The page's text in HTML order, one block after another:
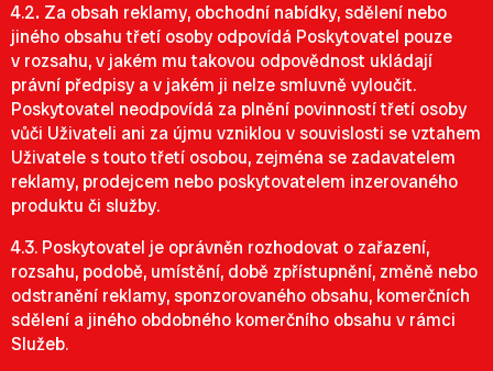
4.2. Za obsah reklamy, obchodní nabídky, sdělení nebo
jiného obsahu třetí osoby odpovídá Poskytovatel pouze
v rozsahu, v jakém mu takovou odpovědnost ukládají
právní předpisy a v jakém ji nelze smluvně vyloučit.
Poskytovatel neodpovídá za plnění povinností třetí osoby
vůči Uživateli ani za újmu vzniklou v souvislosti se vztahem
Uživatele s touto třetí osobou, zejména se zadavatelem
reklamy, prodejcem nebo poskytovatelem inzerovaného
produktu či služby.
4.3. Poskytovatel je oprávněn rozhodovat o zařazení,
rozsahu, podobě, umístění, době zpřístupnění, změně nebo
odstranění reklamy, sponzorovaného obsahu, komerčních
sdělení a jiného obdobného komerčního obsahu v rámci
Služeb.